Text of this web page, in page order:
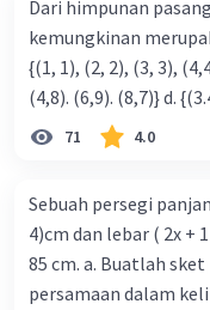
1 2 1 2 1
L1/L2=1/4
L =4L1
Semoga
Terima kasih
Beri Rating·
Dari himpunan
kemungkinan merupakan ko-
{(1, 1), (2, 2), (3, 3), (4,4)} b. {(1, 2), (2, 3), (3, 4). (4,5)} c.
(4,8).
71 4.0
Sebuah persegi
4)cm dan lebar ( 2x +
85 cm. a. Buatlah
persamaan dalam